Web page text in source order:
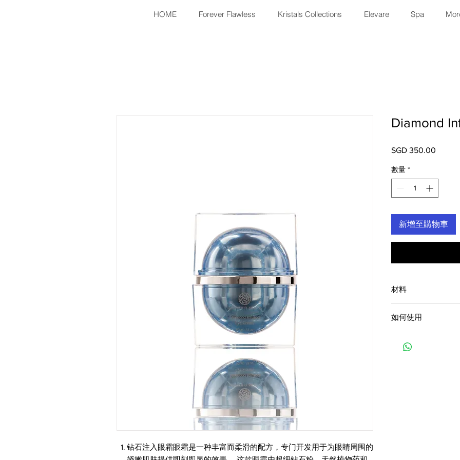
HOME Forever Flawless Kristals Collections Elevare Spa
钻石注入眼霜眼霜是一种丰富而柔滑的配方，专门开发用于为眼睛周围的
Diamond
SGD 350.00
數量 *
新增至購物車
材料
维生素
如何使用